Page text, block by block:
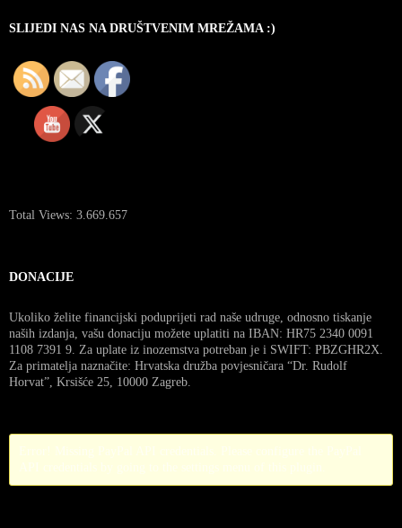
SLIJEDI NAS NA DRUŠTVENIM MREŽAMA :)
Total Views: 3.669.657
DONACIJE
Ukoliko želite financijski poduprijeti rad naše udruge, odnosno tiskanje
naših izdanja, vašu donaciju možete uplatiti na IBAN: HR75 2340 0091
1108 7391 9. Za uplate iz inozemstva potreban je i SWIFT: PBZGHR2X.
Za primatelja naznačite: Hrvatska družba povjesničara “Dr. Rudolf
Horvat”, Krsišće 25, 10000 Zagreb.